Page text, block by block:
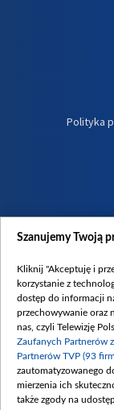
Polityka
Szanujemy Twoją
Kliknij "Akceptuję i
korzystanie z
dostęp do informacji
przechowywanie oraz
nas, czyli Telewizję
Zaufanych Partnerów
Partnerów TVP (93
zautomatyzowanego
mierzenia ich
także zgody na